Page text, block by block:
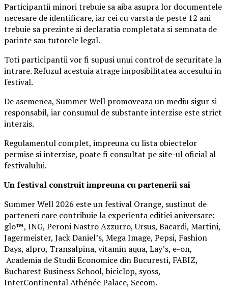
Participantii minori trebuie sa aiba asupra lor documentele
necesare de identificare, iar cei cu varsta de peste 12 ani
trebuie sa prezinte si declaratia completata si semnata de
parinte sau tutorele legal.
Toti participantii vor fi supusi unui control de securitate la
intrare. Refuzul acestuia atrage imposibilitatea accesului in
festival.
De asemenea, Summer Well promoveaza un mediu sigur si
responsabil, iar consumul de substante interzise este strict
interzis.
Regulamentul complet, impreuna cu lista obiectelor
permise si interzise, poate fi consultat pe site-ul oficial al
festivalului.
Un festival construitimpreuna cu partenerii sai
Summer Well 2026 este un festival Orange, sustinut de
parteneri care contribuie la experienta editiei aniversare:
glo™, ING, Peroni Nastro Azzurro, Ursus, Bacardi, Martini,
Jagermeister, Jack Daniel’s, Mega Image, Pepsi, Fashion
Days, alpro, Transalpina, vitamin aqua, Lay’s, e-on,
Academia de Studii Economice din Bucuresti, FABIZ,
Bucharest Business School, biciclop, syoss,
InterContinental Athénée Palace, Secom.